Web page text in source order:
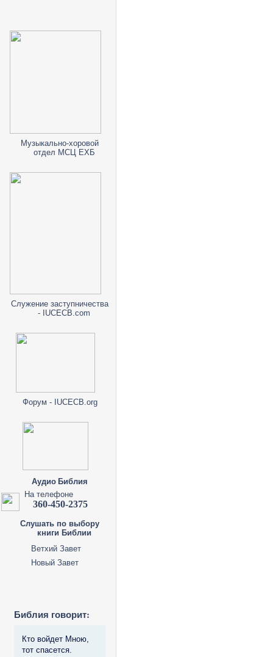
Музыкально-хоровой
отдел МСЦ ЕХБ
Служение заступничества
- IUCECB.com
Форум - IUCECB.org
Аудио Библия
На телефоне
360-450-2375
Слушать по выбору
книги Библии
Ветхий Завет
Новый Завет
Библия говорит:
Кто войдет Мною,
тот спасется.